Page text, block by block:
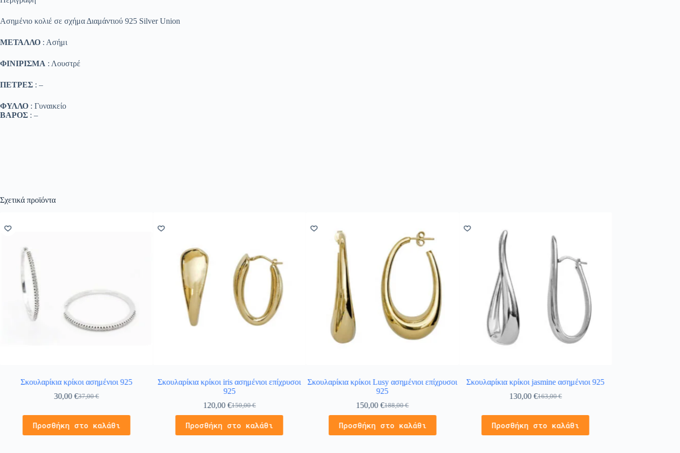
Ασημένιο κολιέ σε σχήμα Διαμάντιού 925 Silver Union
ΜΕΤΑΛΛΟ : Ασήμι
ΦΙΝΙΡΙΣΜΑ : Λουστρέ
ΠΕΤΡΕΣ : –
ΦΥΛΛΟ : Γυναικείο
ΒΑΡΟΣ : –
Σχετικά προϊόντα
Σκουλαρίκια κρίκοι ασημένιοι 925
37,00€
30,00€
Προσθήκη στο καλάθι
Σκουλαρίκια κρίκοι iris ασημένιοι επίχρυσοι
925
150,00€
120,00€
Προσθήκη στο καλάθι
Σκουλαρίκια κρίκοι Lusy ασημένιοι επίχρυσοι
925
188,00€
150,00€
Προσθήκη στο καλάθι
Σκουλαρίκια κρίκοι jasmine ασημένιοι 925
163,00€
130,00€
Προσθήκη στο καλάθι